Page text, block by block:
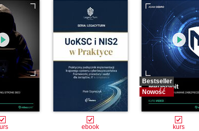
ebook
Bestseller
Nowość
kurs